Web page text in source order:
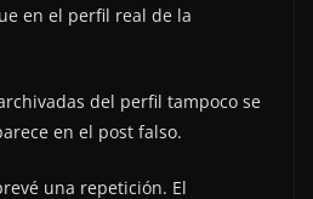
en el perfil real de la
del perfil tampoco se
en el post falso.
una repetición. El